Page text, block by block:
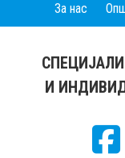
За нас
И